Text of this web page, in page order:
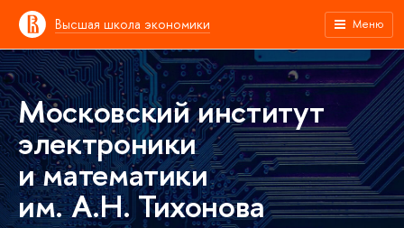
Высшая школа экономики Меню
Московский институт
электроники
и математики
им. А.Н. Тихонова